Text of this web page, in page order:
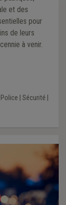
et des
pour
de leurs
à venir.
Police Sécurité